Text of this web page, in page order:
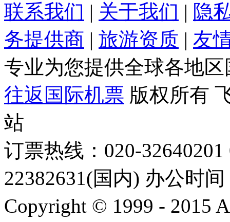
联系我们 | 关于我们 | 隐
务提供商 | 旅游资质 | 友
专业为您提供全球各地
往返国际机票 版权所有
站
订票热线：020-
22382631(国内) 办公时
Copyright © 1999 - 2015